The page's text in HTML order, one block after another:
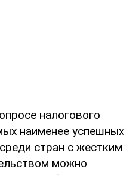
налогового
наименее успешных
стран с жестким
можно